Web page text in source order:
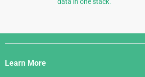
Django
Links
Learn More